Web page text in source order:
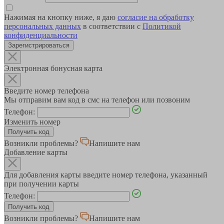
Нажимая на кнопку ниже, я даю согласие на обработку
персональных данных в соответствии с Политикой
конфиденциальности
Зарегистрироваться
Электронная бонусная карта
Введите номер телефона
Мы отправим вам код в смс на телефон или позвоним
Телефон:
Изменить номер
Возникли проблемы?
Напишите нам
Добавление карты
Для добавления карты введите номер телефона, указанный
при получении карты
Телефон:
Возникли проблемы?
Напишите нам